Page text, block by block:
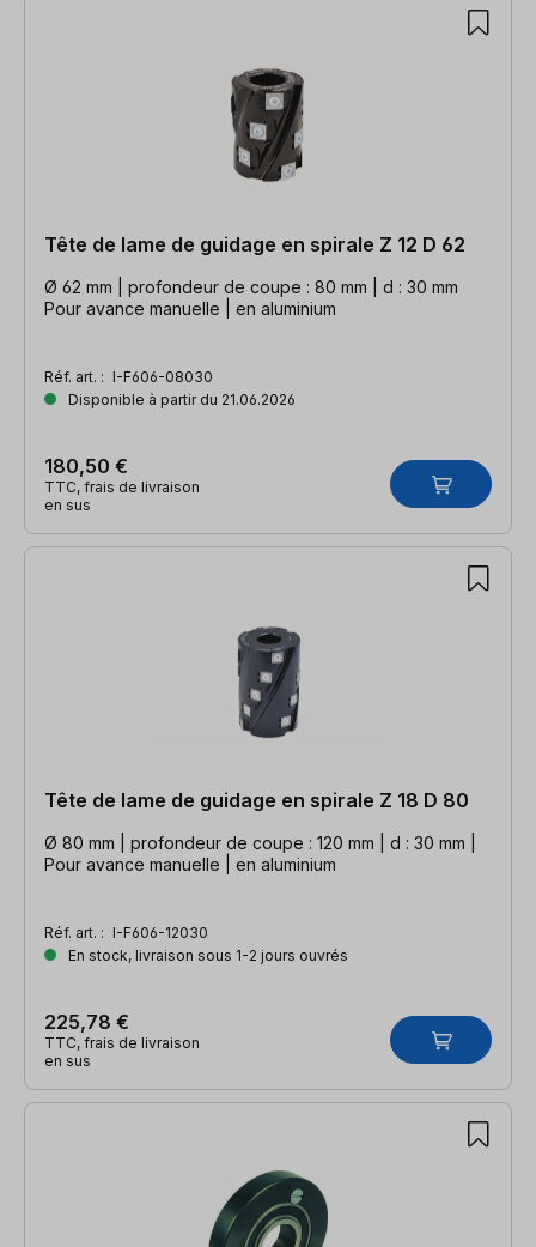
Tête de lame de guidage en spirale Z 12 D 62
Ø 62 mm | profondeur de coupe : 80 mm | d : 30 mm
Pour avance manuelle | en aluminium
Réf. art. : I-F606-08030
Disponible à partir du 21.06.2026
180,50 €
TTC, frais de livraison
en sus
Tête de lame de guidage en spirale Z 18 D 80
Ø 80 mm | profondeur de coupe : 120 mm | d : 30 mm |
Pour avance manuelle | en aluminium
Réf. art. : I-F606-12030
En stock, livraison sous 1-2 jours ouvrés
225,78 €
TTC, frais de livraison
en sus